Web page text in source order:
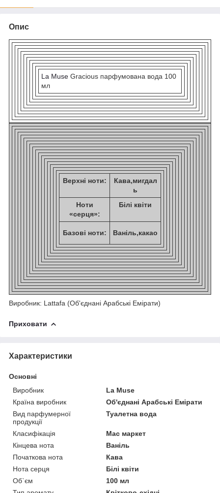
Опис
La Muse Gracious парфумована вода 100
мл
Верхні ноти:
Кава,мигдал
ь
Ноти
«серця»:
Білі квіти
Базові ноти: Ваніль,какао
Виробник: Lattafa (Об'єднані Арабські Емірати)
Приховати
Характеристики
Основні
Виробник
La Muse
Країна виробник
Об'єднані Арабські Емірати
Вид парфумерної
продукції
Туалетна вода
Класифікація
Мас маркет
Кінцева нота
Ваніль
Початкова нота
Кава
Нота серця
Білі квіти
Об`єм
100 мл